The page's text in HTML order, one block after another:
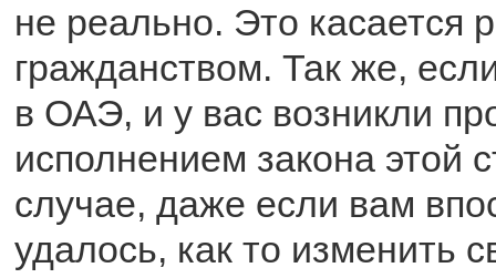
не реально. Это касается
гражданством. Так же,
в ОАЭ, и у вас возникли
исполнением закона этой
случае, даже если вам
удалось, как то изменить